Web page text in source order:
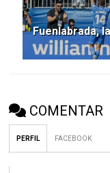
Fuenlabrada,
COMENTAR
PERFIL FACEBOOK